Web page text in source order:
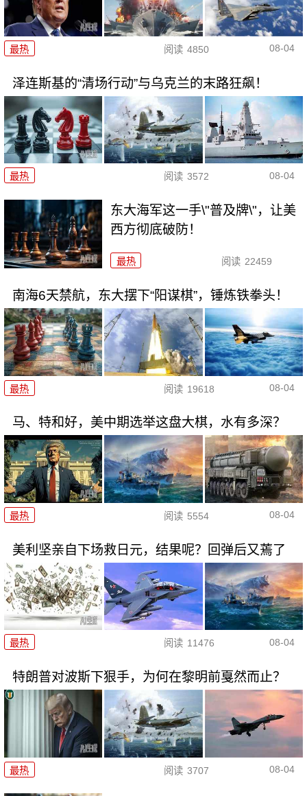
最热 阅读 4850 08-04
泽连斯基的“清场行动”与乌克兰的末路狂飙！
最热 阅读 3572 08-04
东大海军这一手\"普及牌\"，让美
西方彻底破防！
最热 阅读 22459
南海6天禁航，东大摆下“阳谋棋”，锤炼铁拳头！
最热 阅读 19618 08-04
马、特和好，美中期选举这盘大棋，水有多深？
最热 阅读 5554 08-04
美利坚亲自下场救日元，结果呢？回弹后又蔫了
最热 阅读 11476 08-04
特朗普对波斯下狠手，为何在黎明前戛然而止？
最热 阅读 3707 08-04